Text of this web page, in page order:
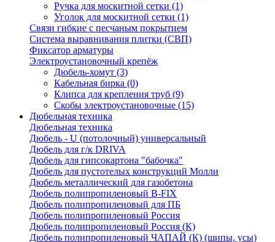
Ручка для москитной сетки (1)
Уголок для москитной сетки (1)
Связи гибкие с песчаным покрытием
Система выравнивания плитки (СВП)
Фиксатор арматуры
Электроустановочный крепёж
Дюбель-хомут (3)
Кабельная бирка (0)
Клипса для крепления труб (9)
Скобы электроустановочные (15)
Дюбельная техника
Дюбельная техника
Дюбель - U (потолочный) универсальный
Дюбель для г/к DRIVA
Дюбель для гипсокартона "бабочка"
Дюбель для пустотелых конструкций Молли
Дюбель металлический для газобетона
Дюбель полипропиленовый В-FIX
Дюбель полипропиленовый для ПБ
Дюбель полипропиленовый Россия
Дюбель полипропиленовый Россия (К)
Дюбель полипропиленовый ЧАПАЙ (К) (шипы, усы)